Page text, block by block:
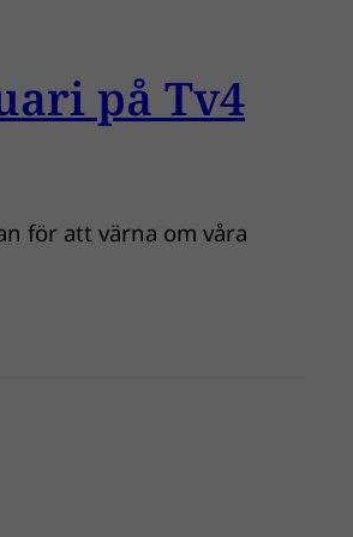
på Tv4
för att värna om våra